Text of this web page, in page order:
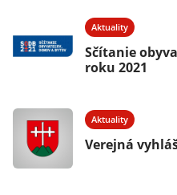
Aktuality
Sčítanie
roku 2021
Aktuality
Verejná